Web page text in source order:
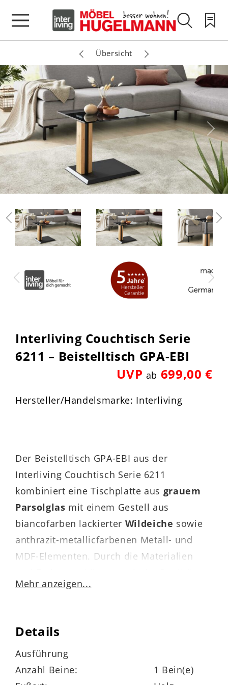
Übersicht
Interliving Couchtisch Serie
6211 – Beistelltisch GPA-EBI
UVP ab 699,00 €
Hersteller/Handelsmarke: Interliving
Der Beistelltisch GPA-EBI aus der
Interliving Couchtisch Serie 6211
kombiniert eine Tischplatte aus grauem
Parsolglas mit einem Gestell aus
biancofarben lackierter Wildeiche sowie
anthrazit-metallicfarbenen Metall- und
MDF-Elementen. Durch die Materialien
und moderne Eleganz.
die 10 mm starke ESG-Tischplatte mit
edlem, lackierten Metallrahmen sowie die
Mehr anzeigen...
Details
Ausführung
Anzahl Beine:
1 Bein(e)